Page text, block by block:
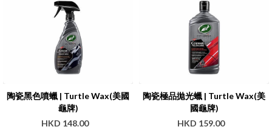
陶瓷黑色噴蠟 | Turtle Wax(美國
龜牌)
HKD 148.00
陶瓷極品拋光蠟 | Turtle Wax(美
國龜牌)
HKD 159.00